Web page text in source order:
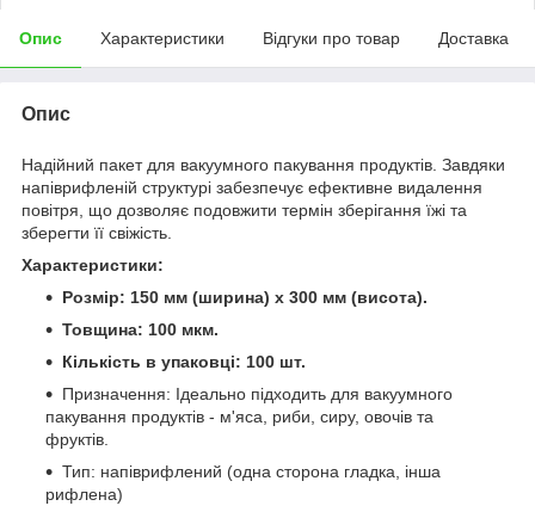
Опис Характеристики Відгуки про товар Доставка
Опис
Надійний пакет для вакуумного пакування продуктів. Завдяки
напіврифленій структурі забезпечує ефективне видалення
повітря, що дозволяє подовжити термін зберігання їжі та
зберегти її свіжість.
Характеристики:
Розмір: 150 мм (ширина) x 300 мм (висота).
Товщина: 100 мкм.
Кількість в упаковці: 100 шт.
Призначення: Ідеально підходить для вакуумного
пакування продуктів - м'яса, риби, сиру, овочів та
фруктів.
Тип: напіврифлений (одна сторона гладка, інша
рифлена)